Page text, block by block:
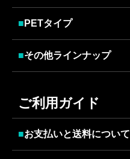
■ PETタイプ
■その他ラインナップ
ご利用ガイド
■お支払いと送料について